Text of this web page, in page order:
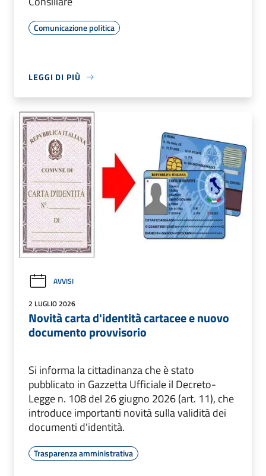
Comunicazione politica
LEGGI DI PIÙ
AVVISI
2 LUGLIO 2026
Novità carta d'identità cartacee e nuovo
documento provvisorio
Si informa la cittadinanza che è stato
pubblicato in Gazzetta Ufficiale il Decreto-
Legge n. 108 del 26 giugno 2026 (art. 11), che
introduce importanti novità sulla validità dei
documenti d'identità.
Trasparenza amministrativa